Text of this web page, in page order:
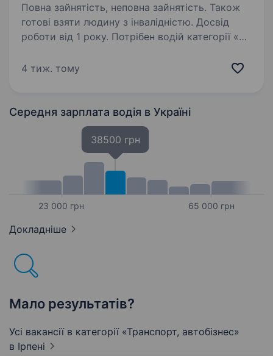
Повна зайнятість, неповна зайнятість. Також
готові взяти людину з інвалідністю. Досвід
роботи від 1 року. Потрібен водій категорії «С»
вакуумка Daf Роботи виконуються
40000−60000грн/місяць…
4 тиж. тому
Середня зарплата водія в Україні
23 000 грн
38500 грн
65 000 грн
Докладніше
Мало результатів?
Усі вакансії в категорії «Транспорт, автобізнес»
в Ірпені